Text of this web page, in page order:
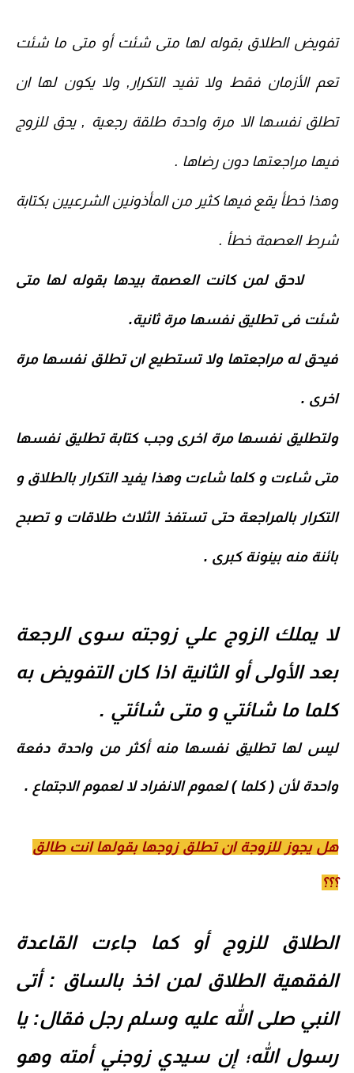
تفويض الطلاق بقوله لها متى شئت أو متى ما شئت
تعم الأزمان فقط ولا تفيد التكرار, ولا يكون لها ان
تطلق نفسها الا مرة واحدة طلقة رجعية , يحق للزوج
فيها مراجعتها دون رضاها .
وهذا خطأ يقع فيها كثير من المأذونين الشرعيين بكتابة
شرط العصمة خطأ .
لاحق لمن كانت العصمة بيدها بقوله لها متى
شئت فى تطليق نفسها مرة ثانية.
فيحق له مراجعتها ولا تستطيع ان تطلق نفسها مرة
اخرى .
ولتطليق نفسها مرة اخرى وجب كتابة تطليق نفسها
متى شاءت و كلما شاءت وهذا يفيد التكرار بالطلاق و
التكرار بالمراجعة حتى تستفذ الثلاث طلاقات و تصبح
بائنة منه بينونة كبرى .
لا يملك الزوج علي زوجته سوى الرجعة
بعد الأولى أو الثانية اذا كان التفويض به
كلما ما شائتي و متى شائتي .
ليس لها تطليق نفسها منه أكثر من واحدة دفعة
واحدة لأن ( كلما ) لعموم الانفراد لا لعموم الاجتماع .
هل يجوز للزوجة ان تطلق زوجها بقولها انت طالق
؟؟؟
الطلاق للزوج أو كما جاءت القاعدة
الفقهية الطلاق لمن اخذ بالساق : أتى
النبي صلى الله عليه وسلم رجل فقال: يا
رسول الله؛ إن سيدي زوجني أمته وهو